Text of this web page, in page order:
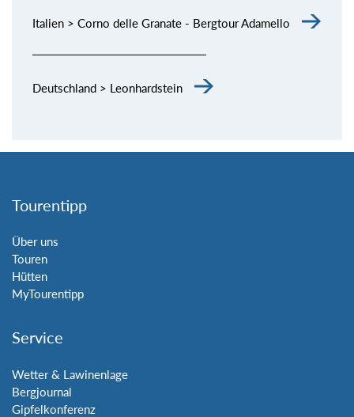
Italien > Corno delle Granate - Bergtour Adamello
Deutschland > Leonhardstein
Tourentipp
Über uns
Touren
Hütten
MyTourentipp
Service
Wetter & Lawinenlage
Bergjournal
Gipfelkonferenz